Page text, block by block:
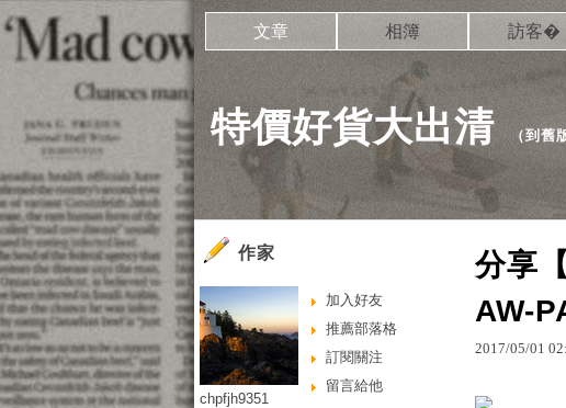
特價好貨大出清 （到舊
文章 相簿 訪客�
分享
AW-
2017/05/01 02:
作家
加入好友
推薦部落格
訂閱關注
留言給他
chpfjh9351